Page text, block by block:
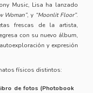
Music, Lisa ha lanzado
Woman”, y “Moonlit Floor”.
frescas de la artista,
con su nuevo álbum,
y expresión
físicos distintos:
de fotos (Photobook